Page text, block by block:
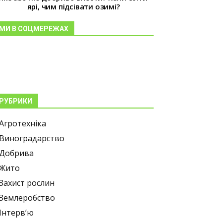
ярі, чим підсівати озимі?
В СОЦМЕРЕЖАХ
рослин